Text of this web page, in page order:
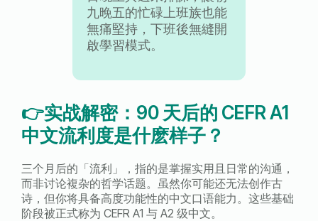
九晚五的忙碌上班族也能
無痛堅持，下班後無縫開
啟學習模式。
👉实战解密： 90 天后的 CEFR A1
中文流利度是什麽样子？
三个月后的「流利」，指的是掌握实用且日常的沟通，
而非讨论複杂的哲学话题。虽然你可能还无法创作古
诗，但你将具备高度功能性的中文口语能力。这些基础
阶段被正式称为 CEFR A1 与 A2 级中文。